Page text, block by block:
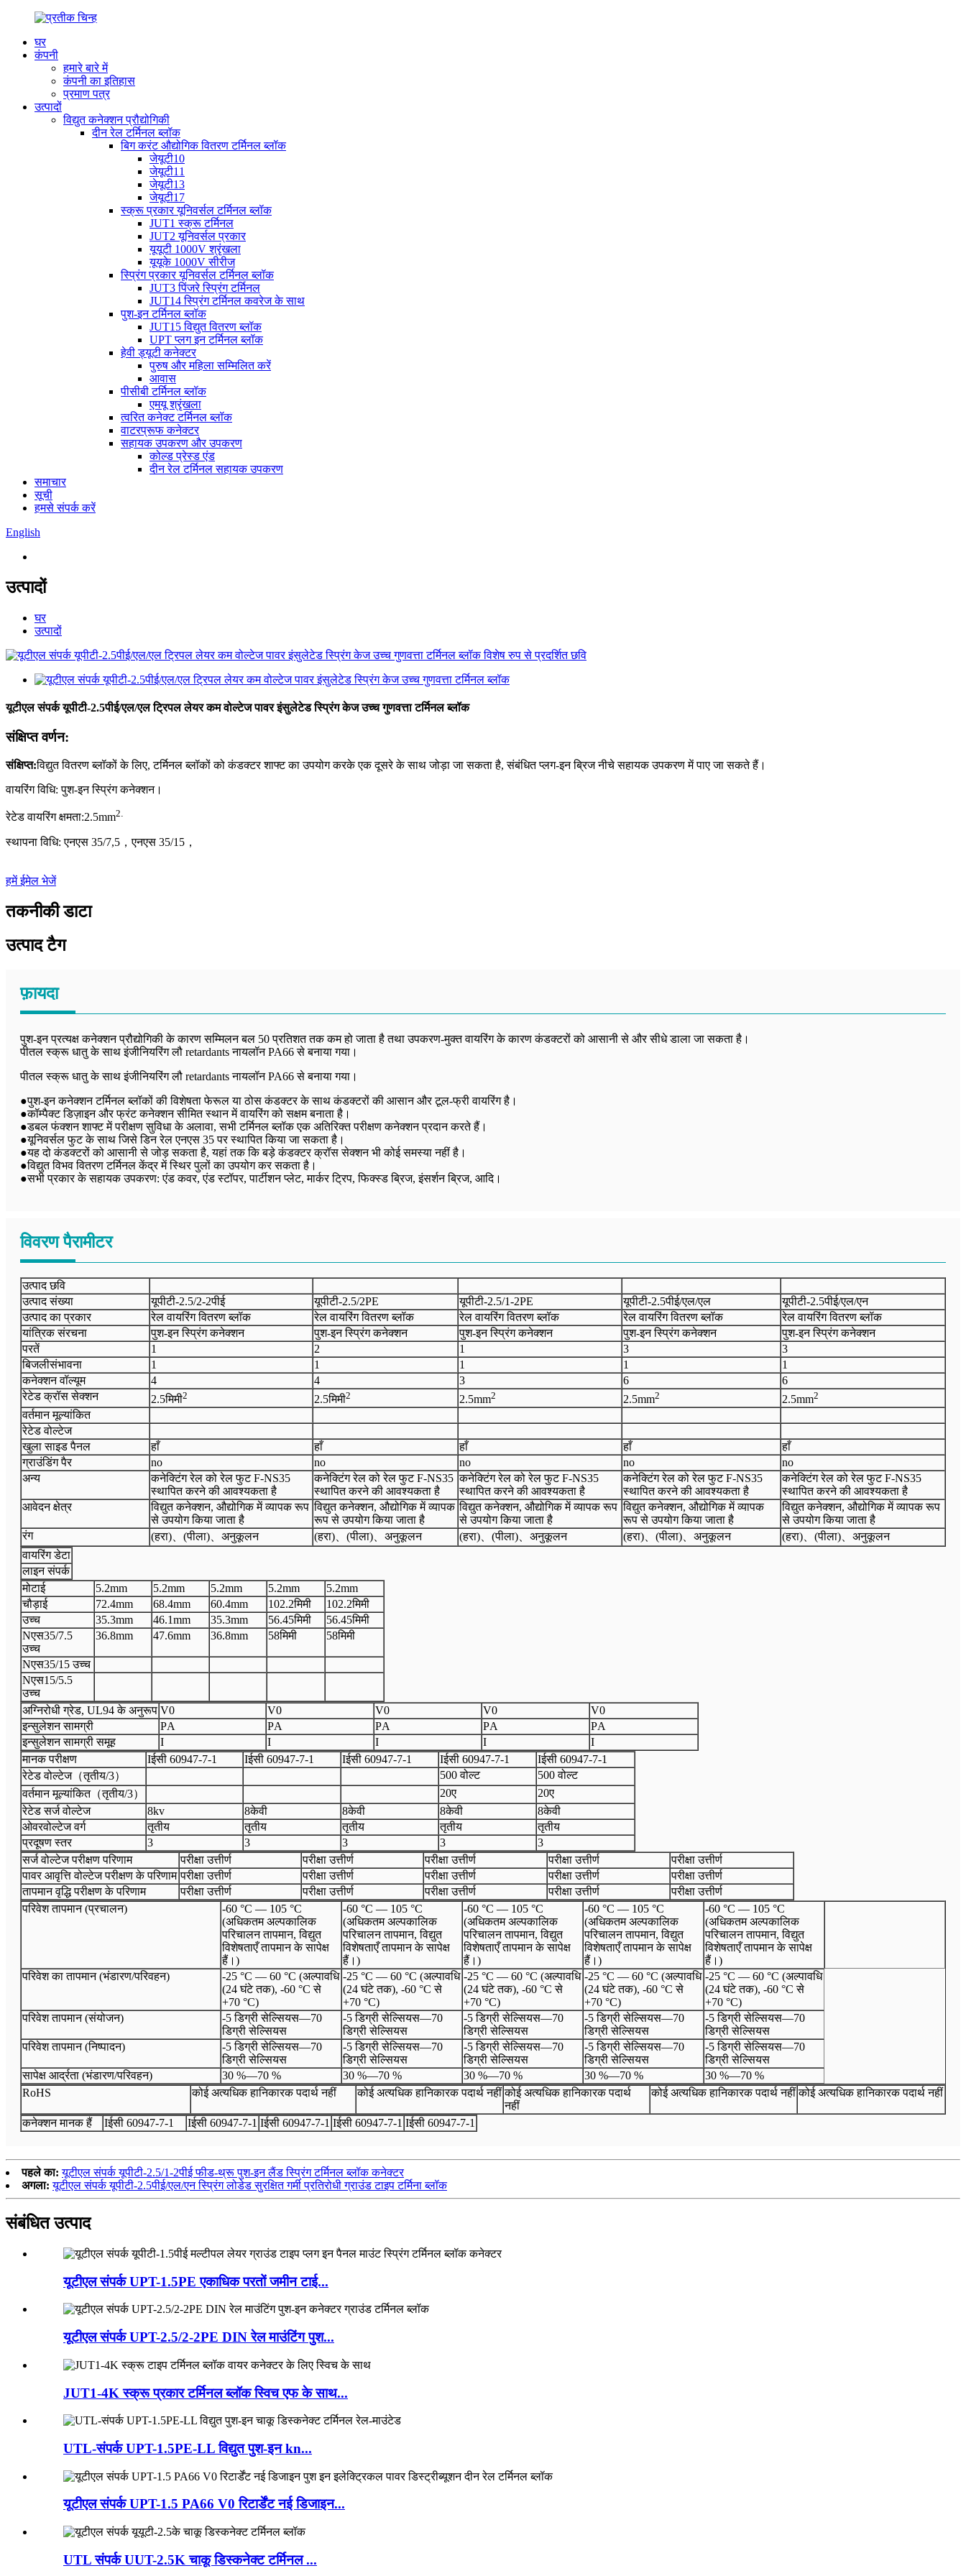
घर
कंपनी
हमारे बारे में
कंपनी का इतिहास
प्रमाण पत्र
उत्पादों
विद्युत कनेक्शन प्रौद्योगिकी
दीन रेल टर्मिनल ब्लॉक
बिग करंट औद्योगिक वितरण टर्मिनल ब्लॉक
जेयूटी10
जेयूटी11
जेयूटी13
जेयूटी17
स्क्रू प्रकार यूनिवर्सल टर्मिनल ब्लॉक
JUT1 स्क्रू टर्मिनल
JUT2 यूनिवर्सल प्रकार
यूयूटी 1000V श्रृंखला
यूयूके 1000V सीरीज
स्प्रिंग प्रकार यूनिवर्सल टर्मिनल ब्लॉक
JUT3 पिंजरे स्प्रिंग टर्मिनल
JUT14 स्प्रिंग टर्मिनल कवरेज के साथ
पुश-इन टर्मिनल ब्लॉक
JUT15 विद्युत वितरण ब्लॉक
UPT प्लग इन टर्मिनल ब्लॉक
हेवी ड्यूटी कनेक्टर
पुरुष और महिला सम्मिलित करें
आवास
पीसीबी टर्मिनल ब्लॉक
एमयू श्रृंखला
त्वरित कनेक्ट टर्मिनल ब्लॉक
वाटरप्रूफ कनेक्टर
सहायक उपकरण और उपकरण
कोल्ड प्रेस्ड एंड
दीन रेल टर्मिनल सहायक उपकरण
समाचार
सूची
हमसे संपर्क करें
English
उत्पादों
घर
उत्पादों
यूटीएल संपर्क यूपीटी-2.5पीई/एल/एल ट्रिपल लेयर कम वोल्टेज पावर इंसुलेटेड स्प्रिंग केज उच्च गुणवत्ता टर्मिनल ब्लॉक
संक्षिप्त वर्णन:
संक्षिप्त:विद्युत वितरण ब्लॉकों के लिए, टर्मिनल ब्लॉकों को कंडक्टर शाफ्ट का उपयोग करके एक दूसरे के साथ जोड़ा जा सकता है, संबंधित प्लग-इन ब्रिज नीचे सहायक उपकरण में पाए जा सकते हैं।
वायरिंग विधि: पुश-इन स्प्रिंग कनेक्शन।
रेटेड वायरिंग क्षमता:2.5mm2.
स्थापना विधि: एनएस 35/7,5，एनएस 35/15 ，
हमें ईमेल भेजें
तकनीकी डाटा
उत्पाद टैग
फ़ायदा
पुश-इन प्रत्यक्ष कनेक्शन प्रौद्योगिकी के कारण सम्मिलन बल 50 प्रतिशत तक कम हो जाता है तथा उपकरण-मुक्त वायरिंग के कारण कंडक्टरों को आसानी से और सीधे डाला जा सकता है।
पीतल स्क्रू धातु के साथ इंजीनियरिंग लौ retardants नायलॉन PA66 से बनाया गया।
पीतल स्क्रू धातु के साथ इंजीनियरिंग लौ retardants नायलॉन PA66 से बनाया गया।
●पुश-इन कनेक्शन टर्मिनल ब्लॉकों की विशेषता फेरूल या ठोस कंडक्टर के साथ कंडक्टरों की आसान और टूल-फ्री वायरिंग है।
●कॉम्पैक्ट डिज़ाइन और फ्रंट कनेक्शन सीमित स्थान में वायरिंग को सक्षम बनाता है।
●डबल फंक्शन शाफ्ट में परीक्षण सुविधा के अलावा, सभी टर्मिनल ब्लॉक एक अतिरिक्त परीक्षण कनेक्शन प्रदान करते हैं।
●यूनिवर्सल फुट के साथ जिसे डिन रेल एनएस 35 पर स्थापित किया जा सकता है।
●यह दो कंडक्टरों को आसानी से जोड़ सकता है, यहां तक ​​कि बड़े कंडक्टर क्रॉस सेक्शन भी कोई समस्या नहीं है।
●विद्युत विभव वितरण टर्मिनल केंद्र में स्थिर पुलों का उपयोग कर सकता है।
●सभी प्रकार के सहायक उपकरण: एंड कवर, एंड स्टॉपर, पार्टीशन प्लेट, मार्कर ट्रिप, फिक्स्ड ब्रिज, इंसर्शन ब्रिज, आदि।
विवरण पैरामीटर
उत्पाद छवि
उत्पाद संख्या
यूपीटी-2.5/2-2पीई यूपीटी-2.5/2PE यूपीटी-2.5/1-2PE यूपीटी-2.5पीई/एल/एल
यूपीटी-2.5पीई/एल/एन
उत्पाद का प्रकार
रेल वायरिंग वितरण ब्लॉक रेल वायरिंग वितरण ब्लॉक रेल वायरिंग वितरण ब्लॉक रेल वायरिंग वितरण ब्लॉक
रेल वायरिंग वितरण ब्लॉक
यांत्रिक संरचना
पुश-इन स्प्रिंग कनेक्शन पुश-इन स्प्रिंग कनेक्शन पुश-इन स्प्रिंग कनेक्शन पुश-इन स्प्रिंग कनेक्शन
पुश-इन स्प्रिंग कनेक्शन
परतें
1 2 1 3
3
बिजलीसंभावना 1 1 1 1
1
कनेक्शन वॉल्यूम
4 4 3 6
6
रेटेड क्रॉस सेक्शन
2.5मिमी2 2.5मिमी2 2.5mm2 2.5mm2 2.5mm2
वर्तमान मूल्यांकित
रेटेड वोल्टेज
खुला साइड पैनल
हाँ हाँ हाँ हाँ
हाँ
ग्राउंडिंग पैर
no no no no
no
अन्य
कनेक्टिंग रेल को रेल फुट F-NS35
स्थापित करने की आवश्यकता है
कनेक्टिंग रेल को रेल फुट F-NS35
स्थापित करने की आवश्यकता है
कनेक्टिंग रेल को रेल फुट F-NS35
स्थापित करने की आवश्यकता है
कनेक्टिंग रेल को रेल फुट F-NS35
स्थापित करने की आवश्यकता है
कनेक्टिंग रेल को रेल फुट F-NS35
स्थापित करने की आवश्यकता है
आवेदन क्षेत्र
विद्युत कनेक्शन, औद्योगिक में व्यापक रूप
से उपयोग किया जाता है
विद्युत कनेक्शन, औद्योगिक में व्यापक
रूप से उपयोग किया जाता है
विद्युत कनेक्शन, औद्योगिक में व्यापक रूप
से उपयोग किया जाता है
विद्युत कनेक्शन, औद्योगिक में व्यापक
रूप से उपयोग किया जाता है
विद्युत कनेक्शन, औद्योगिक में व्यापक रूप
से उपयोग किया जाता है
रंग
(हरा) (पीला) अनुकूलन (हरा) (पीला) अनुकूलन (हरा) (पीला) अनुकूलन (हरा) (पीला) अनुकूलन (हरा) (पीला)
अनुकूलन
वायरिंग डेटा
लाइन संपर्क
मोटाई
5.2mm 5.2mm 5.2mm 5.2mm 5.2mm
चौड़ाई
72.4mm 68.4mm 60.4mm 102.2मिमी
102.2मिमी
उच्च
35.3mm 46.1mm 35.3mm 56.45मिमी
56.45मिमी
Nएस35/7.5
उच्च
36.8mm 47.6mm 36.8mm 58मिमी 58मिमी
Nएस35/15 उच्च
Nएस15/5.5
उच्च
अग्निरोधी ग्रेड, UL94 के अनुरूप V0 V0 V0 V0 V0
इन्सुलेशन सामग्री
PA PA PA PA PA
इन्सुलेशन सामग्री समूह
I I I I
I
मानक परीक्षण
Iईसी 60947-7-1 Iईसी 60947-7-1 Iईसी 60947-7-1 Iईसी 60947-7-1 Iईसी 60947-7-1
रेटेड वोल्टेज（तृतीय/3） 500 वोल्ट
500 वोल्ट
वर्तमान मूल्यांकित（तृतीय/3） 20ए
20ए
रेटेड सर्ज वोल्टेज
8kv 8केवी 8केवी 8केवी
8केवी
ओवरवोल्टेज वर्ग
तृतीय तृतीय तृतीय तृतीय
तृतीय
प्रदूषण स्तर
3 3 3 3
3
सर्ज वोल्टेज परीक्षण परिणाम
परीक्षा उत्तीर्ण परीक्षा उत्तीर्ण परीक्षा उत्तीर्ण परीक्षा उत्तीर्ण
परीक्षा उत्तीर्ण
पावर आवृत्ति वोल्टेज परीक्षण के परिणाम परीक्षा उत्तीर्ण परीक्षा उत्तीर्ण परीक्षा उत्तीर्ण परीक्षा उत्तीर्ण
परीक्षा उत्तीर्ण
तापमान वृद्धि परीक्षण के परिणाम
परीक्षा उत्तीर्ण परीक्षा उत्तीर्ण परीक्षा उत्तीर्ण परीक्षा उत्तीर्ण
परीक्षा उत्तीर्ण
परिवेश तापमान (प्रचालन)
-60 °C — 105 °C
(अधिकतम अल्पकालिक
परिचालन तापमान, विद्युत
विशेषताएँ तापमान के सापेक्ष
हैं।)
-60 °C — 105 °C
(अधिकतम अल्पकालिक
परिचालन तापमान, विद्युत
विशेषताएँ तापमान के सापेक्ष
हैं।)
-60 °C — 105 °C
(अधिकतम अल्पकालिक
परिचालन तापमान, विद्युत
विशेषताएँ तापमान के सापेक्ष
हैं।)
-60 °C — 105 °C
(अधिकतम अल्पकालिक
परिचालन तापमान, विद्युत
विशेषताएँ तापमान के सापेक्ष
हैं।)
-60 °C — 105 °C
(अधिकतम अल्पकालिक
परिचालन तापमान, विद्युत
विशेषताएँ तापमान के सापेक्ष
हैं।)
परिवेश का तापमान (भंडारण/परिवहन)
-25 °C — 60 °C (अल्पावधि
(24 घंटे तक), -60 °C से
+70 °C)
-25 °C — 60 °C (अल्पावधि
(24 घंटे तक), -60 °C से
+70 °C)
-25 °C — 60 °C (अल्पावधि
(24 घंटे तक), -60 °C से
+70 °C)
-25 °C — 60 °C (अल्पावधि
(24 घंटे तक), -60 °C से
+70 °C)
-25 °C — 60 °C (अल्पावधि
(24 घंटे तक), -60 °C से
+70 °C)
परिवेश तापमान (संयोजन)
-5 डिग्री सेल्सियस—70
डिग्री सेल्सियस
-5 डिग्री सेल्सियस—70
डिग्री सेल्सियस
-5 डिग्री सेल्सियस—70
डिग्री सेल्सियस
-5 डिग्री सेल्सियस—70
डिग्री सेल्सियस
-5 डिग्री सेल्सियस—70
डिग्री सेल्सियस
परिवेश तापमान (निष्पादन)
-5 डिग्री सेल्सियस—70
डिग्री सेल्सियस
-5 डिग्री सेल्सियस—70
डिग्री सेल्सियस
-5 डिग्री सेल्सियस—70
डिग्री सेल्सियस
-5 डिग्री सेल्सियस—70
डिग्री सेल्सियस
-5 डिग्री सेल्सियस—70
डिग्री सेल्सियस
सापेक्ष आर्द्रता (भंडारण/परिवहन)
30 %—70 % 30 %—70 % 30 %—70 % 30 %—70 % 30 %—70 %
RoHS कोई अत्यधिक हानिकारक पदार्थ नहीं कोई अत्यधिक हानिकारक पदार्थ नहीं कोई अत्यधिक हानिकारक पदार्थ
नहीं
कोई अत्यधिक हानिकारक पदार्थ नहीं कोई अत्यधिक हानिकारक पदार्थ नहीं
कनेक्शन मानक हैं Iईसी 60947-7-1 Iईसी 60947-7-1 Iईसी 60947-7-1 Iईसी 60947-7-1 Iईसी 60947-7-1
पहले का: यूटीएल संपर्क यूपीटी-2.5/1-2पीई फीड-थ्रू पुश-इन लैंड स्प्रिंग टर्मिनल ब्लॉक कनेक्टर
अगला: यूटीएल संपर्क यूपीटी-2.5पीई/एल/एन स्प्रिंग लोडेड सुरक्षित गर्मी प्रतिरोधी ग्राउंड टाइप टर्मिना ब्लॉक
संबंधित उत्पाद
यूटीएल संपर्क UPT-1.5PE एकाधिक परतों जमीन टाई...
यूटीएल संपर्क UPT-2.5/2-2PE DIN रेल माउंटिंग पुश...
JUT1-4K स्क्रू प्रकार टर्मिनल ब्लॉक स्विच एफ के साथ...
UTL-संपर्क UPT-1.5PE-LL विद्युत पुश-इन kn...
यूटीएल संपर्क UPT-1.5 PA66 V0 रिटार्डेंट नई डिजाइन...
UTL संपर्क UUT-2.5K चाकू डिस्कनेक्ट टर्मिनल ...